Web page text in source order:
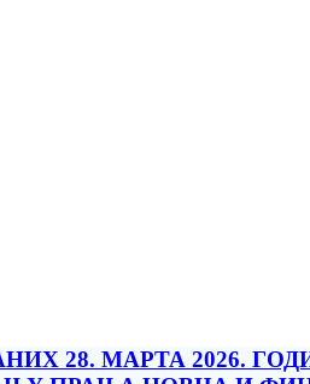
28. МАРТА 2026.